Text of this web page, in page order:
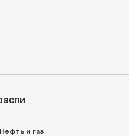
Нефть и газ